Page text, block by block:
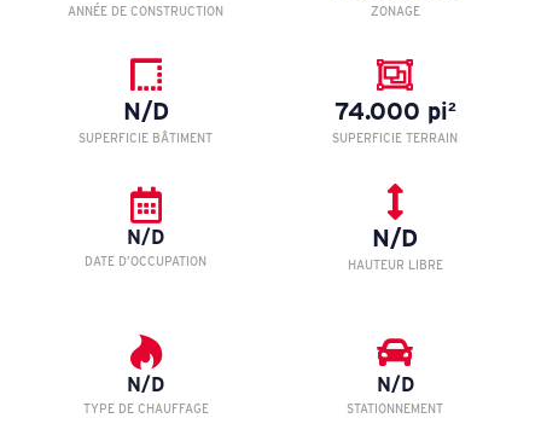
ANNÉE DE CONSTRUCTION ZONAGE
N/D
SUPERFICIE BÂTIMENT
74.000 pi²
SUPERFICIE TERRAIN
N/D
DATE D’OCCUPATION
N/D
HAUTEUR LIBRE
N/D
TYPE DE CHAUFFAGE
N/D
STATIONNEMENT